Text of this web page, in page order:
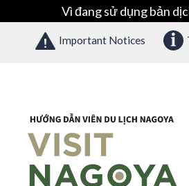
Vì đang sử dụng bản
Important Notices